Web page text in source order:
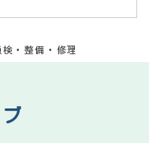
検・整備・修理